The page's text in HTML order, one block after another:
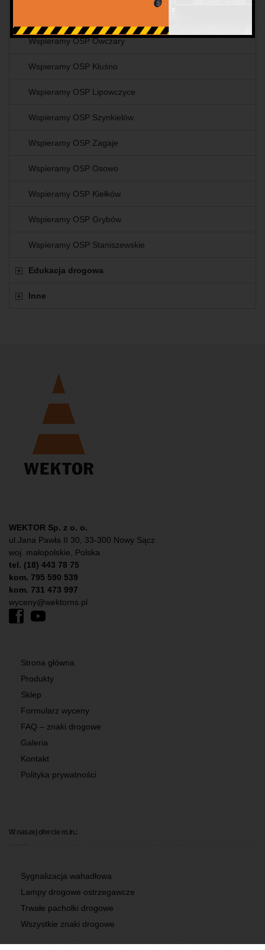
Wspieramy OSP Owczary
Wspieramy OSP Kłuśno
Wspieramy OSP Lipowczyce
Wspieramy OSP Szynkielów
Wspieramy OSP Zagaje
Wspieramy OSP Osowo
Wspieramy OSP Kiełków
Wspieramy OSP Grybów
Wspieramy OSP Staniszewskie
Edukacja drogowa
Inne
WEKTOR Sp. z o. o.
ul.Jana Pawła II 30, 33-300 Nowy Sącz
woj. małopolskie, Polska
tel. (18) 443 78 75
kom. 795 590 539
kom. 731 473 997
wyceny@wektorns.pl
Strona główna
Produkty
Sklep
Formularz wyceny
FAQ – znaki drogowe
Galeria
Kontakt
Polityka prywatności
W naszej ofercie m.in.:
Sygnalizacja wahadłowa
Lampy drogowe ostrzegawcze
Trwałe pachołki drogowe
Wszystkie znaki drogowe